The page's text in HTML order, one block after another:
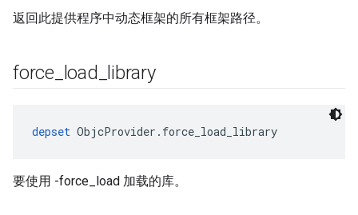
返回此提供程序中动态框架的所有框架路径。
force load library
depset ObjcProvider.force_load_library
要使用 -force_load 加载的库。